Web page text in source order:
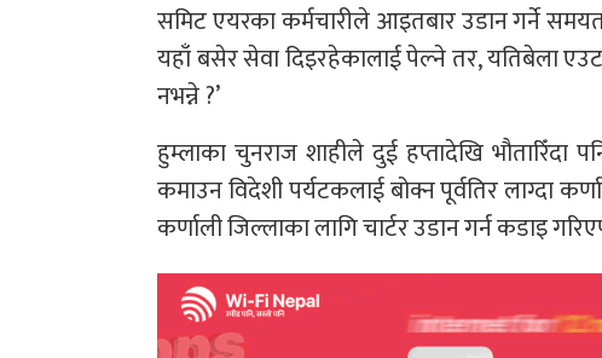
समिट एयरका कर्मचारीले आइतबार उडान गर्ने
यहाँ बसेर सेवा दिइरहेकालाई पेल्ने तर, यतिबेला
नभन्ने ?’
हुम्लाका चुनराज शाहीले दुई हप्तादेखि
कमाउन विदेशी पर्यटकलाई बोक्न पूर्वतिर लाग्दा
कर्णाली जिल्लाका लागि चार्टर उडान गर्न कडाइ